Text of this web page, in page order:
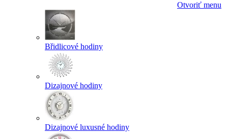
Otvoriť menu
Břidlicové hodiny
Dizajnové hodiny
Dizajnové luxusné hodiny